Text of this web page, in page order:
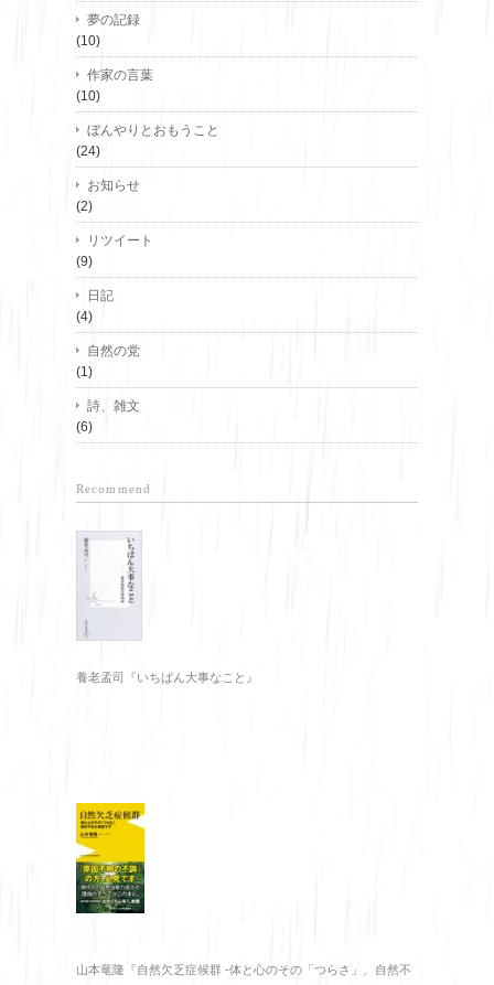
夢の記録
(10)
作家の言葉
(10)
ぼんやりとおもうこと
(24)
お知らせ
(2)
リツイート
(9)
日記
(4)
自然の党
(1)
詩、雑文
(6)
Recommend
養老孟司『いちばん大事なこと』
山本竜隆『自然欠乏症候群 -体と心のその「つらさ」、自然不